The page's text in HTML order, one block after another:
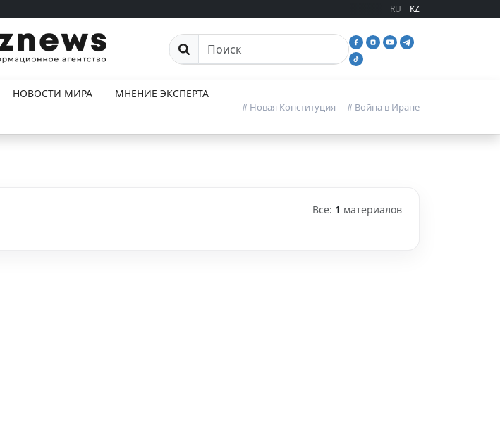
RU KZ
Поиск
НОВОСТИ МИРА
МНЕНИЕ ЭКСПЕРТА
# Новая Конституция # Война в Иране
Все: 1 материалов